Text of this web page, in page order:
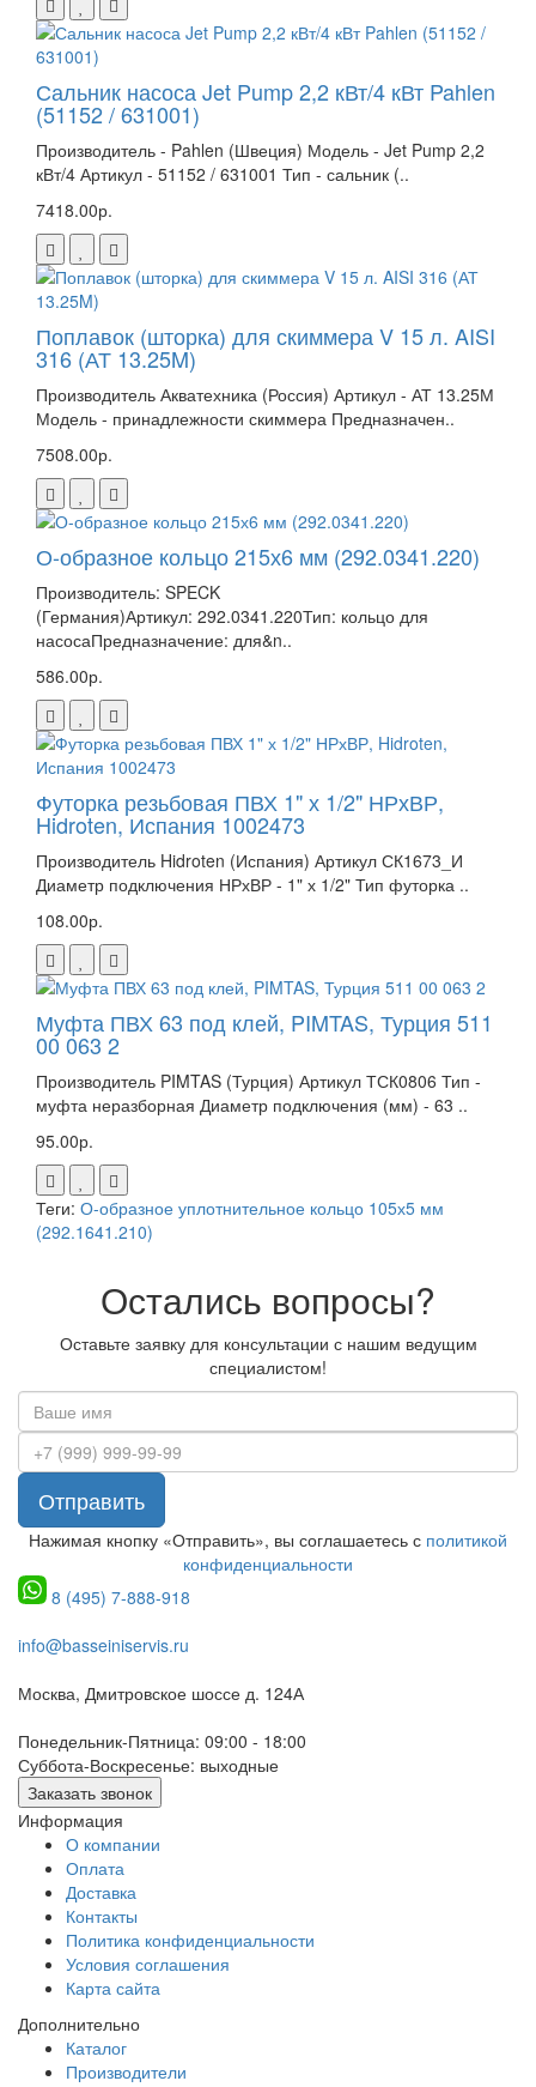
Сальник насоса Jet Pump 2,2 кВт/4 кВт Pahlen
(51152 / 631001)
Производитель - Pahlen (Швеция) Модель - Jet Pump 2,2
кВт/4 Артикул - 51152 / 631001 Тип - сальник (..
7418.00р.
Поплавок (шторка) для скиммера V 15 л. AISI
316 (АТ 13.25M)
Производитель Акватехника (Россия) Артикул - АТ 13.25М
Модель - принадлежности скиммера Предназначен..
7508.00р.
О-образное кольцо 215х6 мм (292.0341.220)
Производитель: SPECK
(Германия)Артикул: 292.0341.220Тип: кольцо для
насосаПредназначение: для&n..
586.00р.
Футорка резьбовая ПВХ 1" х 1/2" НРхВР,
Hidroten, Испания 1002473
Производитель Hidroten (Испания) Артикул СК1673_И
Диаметр подключения НРхВР - 1" х 1/2" Тип футорка ..
108.00р.
Муфта ПВХ 63 под клей, PIMTAS, Турция 511
00 063 2
Производитель PIMTAS (Турция) Артикул ТСК0806 Тип -
муфта неразборная Диаметр подключения (мм) - 63 ..
95.00р.
Теги: О-образное уплотнительное кольцо 105х5 мм
(292.1641.210)
Остались вопросы?
Оставьте заявку для консультации с нашим ведущим
специалистом!
Отправить
Нажимая кнопку «Отправить», вы соглашаетесь с политикой
конфиденциальности
8 (495) 7-888-918
info@basseiniservis.ru
Москва, Дмитровское шоссе д. 124А
Понедельник-Пятница: 09:00 - 18:00
Суббота-Воскресенье: выходные
Заказать звонок
Информация
О компании
Оплата
Доставка
Контакты
Политика конфиденциальности
Условия соглашения
Карта сайта
Дополнительно
Каталог
Производители